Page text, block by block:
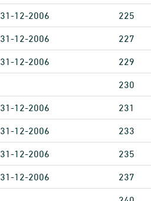
31-12-2006 225
31-12-2006 227
31-12-2006 229
230
31-12-2006 231
31-12-2006 233
31-12-2006 235
31-12-2006 237